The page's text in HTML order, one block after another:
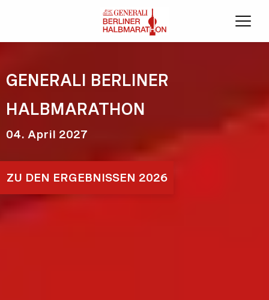
GENERALI BERLINER
HALBMARATHON
04. April 2027
ZU DEN ERGEBNISSEN 2026